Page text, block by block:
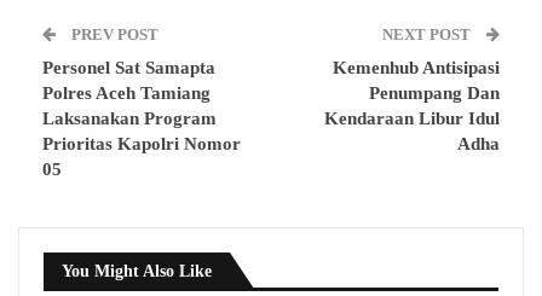
PREV POST
Personel Sat Samapta
Polres Aceh Tamiang
Laksanakan Program
Prioritas Kapolri Nomor
05
NEXT POST
Kemenhub Antisipasi
Penumpang Dan
Kendaraan Libur Idul
Adha
You Might Also Like